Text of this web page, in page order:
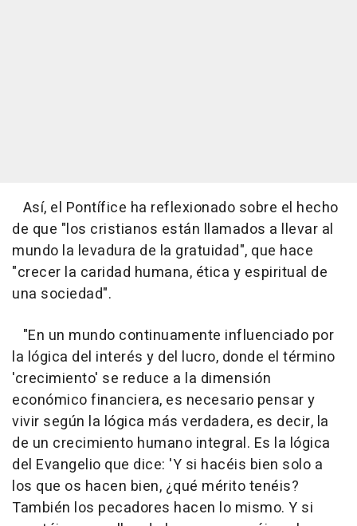
Así, el Pontífice ha reflexionado sobre el hecho
de que "los cristianos están llamados a llevar al
mundo la levadura de la gratuidad", que hace
"crecer la caridad humana, ética y espiritual de
una sociedad".
"En un mundo continuamente influenciado por
la lógica del interés y del lucro, donde el término
'crecimiento' se reduce a la dimensión
económico financiera, es necesario pensar y
vivir según la lógica más verdadera, es decir, la
de un crecimiento humano integral. Es la lógica
del Evangelio que dice: 'Y si hacéis bien solo a
los que os hacen bien, ¿qué mérito tenéis?
También los pecadores hacen lo mismo. Y si